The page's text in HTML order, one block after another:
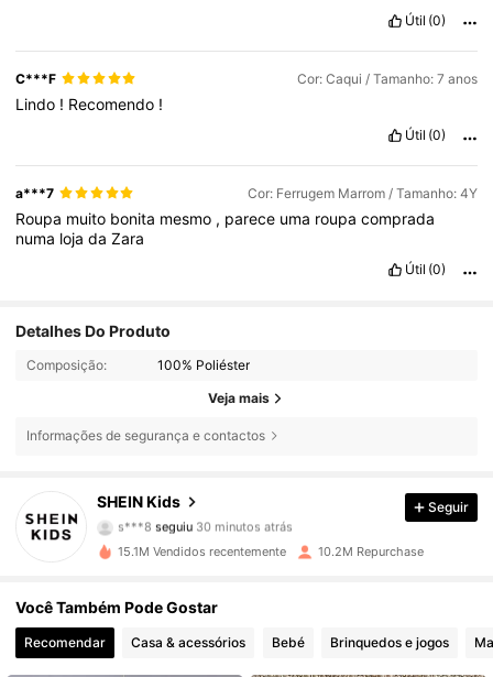
Útil (0)
C***F Cor: Caqui / Tamanho: 7 anos
Lindo ! Recomendo !
Útil (0)
a***7 Cor: Ferrugem Marrom / Tamanho: 4Y
Roupa muito bonita mesmo , parece uma roupacomprada
numa lojadaZara
Útil (0)
Detalhes Do Produto
Composição: 100% Poliéster
Veja mais
Informações de segurança e contactos
SHEIN Kids
s***8seguiu
s***m está a navegar
4,90
4,90 807K Seguidores
Seguir
15.1M Vendidos recentemente 10.2M Repurchase
Você Também Pode Gostar
Recomendar Casa & acessórios Bebé Brinquedos e jogos